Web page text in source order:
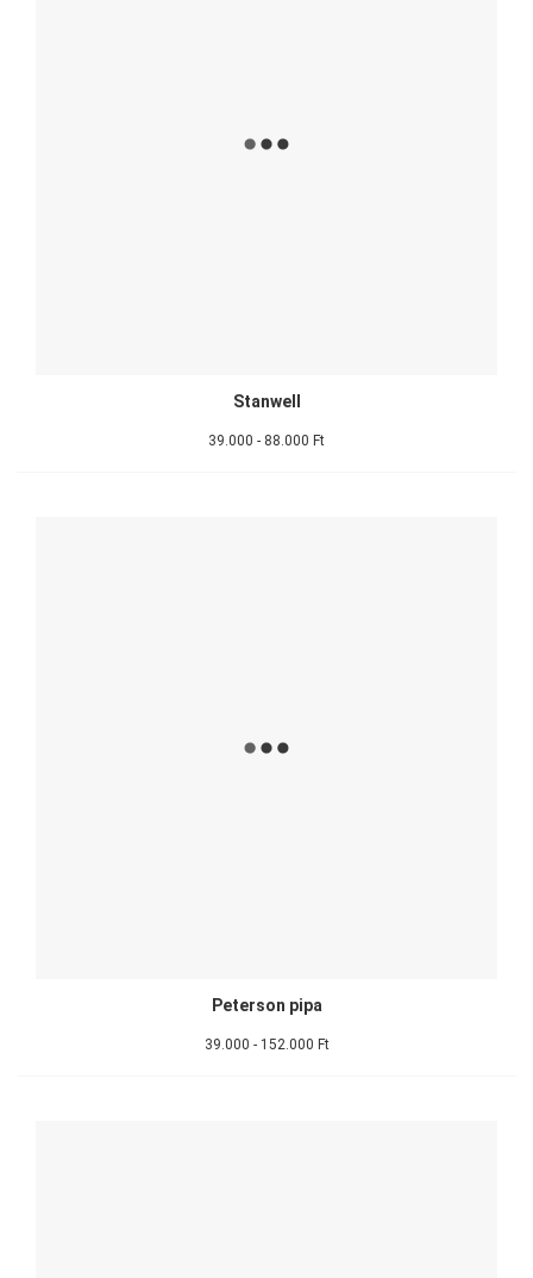
Stanwell
39.000 - 88.000 Ft
Peterson pipa
39.000 - 152.000 Ft